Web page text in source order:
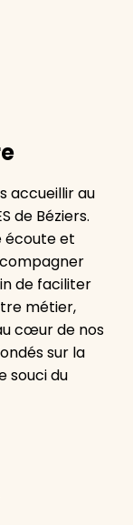
accueillir au
de Béziers.
écoute et
de faciliter
métier,
cœur de nos
sur la
souci du